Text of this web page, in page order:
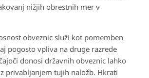
nižjih obrestnih mer v
obveznic služi kot pomemben
pogosto vpliva na druge razrede
donosi državnih obveznic lahko
privabljanjem tujih naložb. Hkrati